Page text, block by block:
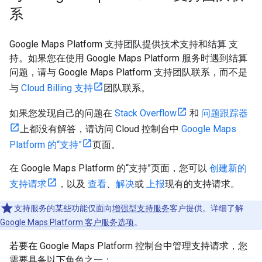
系
Google Maps Platform 支持团队提供技术支持和结算 支
持。如果您在使用 Google Maps Platform 服务时遇到结算
问题，请与 Google Maps Platform 支持团队联系，而不是
与 Cloud Billing 支持 团队联系。
如果您发现自己的问题在 Stack Overflow 和 问题跟踪器
上都没有解答，请访问 Cloud 控制台中 Google Maps
Platform 的“支持”
页面。
在 Google Maps Platform 的“支持”页面，您可以 创建新的
支持请求
，以及 查看 解决或 上报现有的支持请求。
支持服务的某些功能仅面向增强型支持服务客户提供。详细了解
Google Maps Platform 客户服务选项。
若要在 Google Maps Platform 控制台中管理支持请求，您